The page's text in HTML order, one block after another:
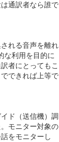
通訳者なら誰で
れる音声を離れ
な利用を目的に
者にとってもこ
できれば上等で
ド（送信機）調
モニター対象の
をモニターし